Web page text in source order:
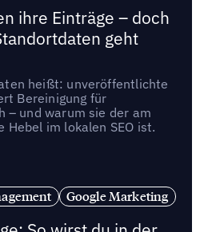
ihre Einträge – doch
geht
heißt: unveröffentlichte
Bereinigung für
– und warum sie der am
im lokalen SEO ist.
Google Marketing